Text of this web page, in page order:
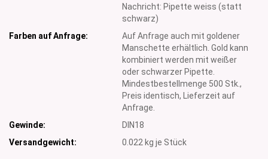
Nachricht: Pipette weiss (statt
schwarz)
Farben auf Anfrage:
Auf Anfrage auch mit goldener
Manschette erhältlich. Gold kann
kombiniert werden mit weißer
oder schwarzer Pipette.
Mindestbestellmenge 500 Stk.,
Preis identisch, Lieferzeit auf
Anfrage.
Gewinde:
DIN18
Versandgewicht:
0.022 kg je Stück